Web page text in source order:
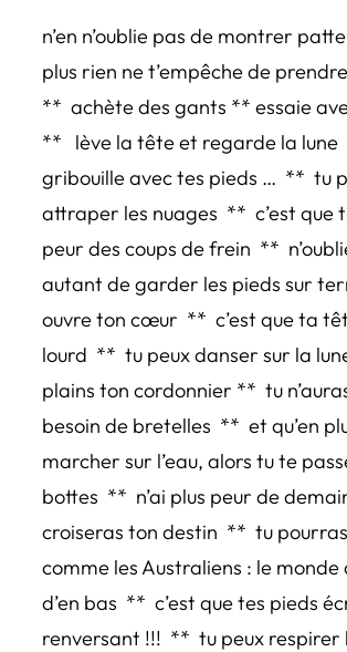
n’en n’oublie pas de montrer
plus rien ne t’empêche de
** achète des gants ** essaie
** lève la tête et regarde la
gribouille avec tes pieds … ** tu
attraper les nuages ** c’est que
peur des coups de frein **
autant de garder les pieds sur
ouvre ton cœur ** c’est que ta
lourd ** tu peux danser sur la
plains ton cordonnier ** tu
besoin de bretelles ** et qu’en
marcher sur l’eau, alors tu te
bottes ** n’ai plus peur de
croiseras ton destin ** tu
comme les Australiens : le monde
d’en bas ** c’est que tes pieds
renversant !!! ** tu peux respirer